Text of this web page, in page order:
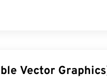
Vector